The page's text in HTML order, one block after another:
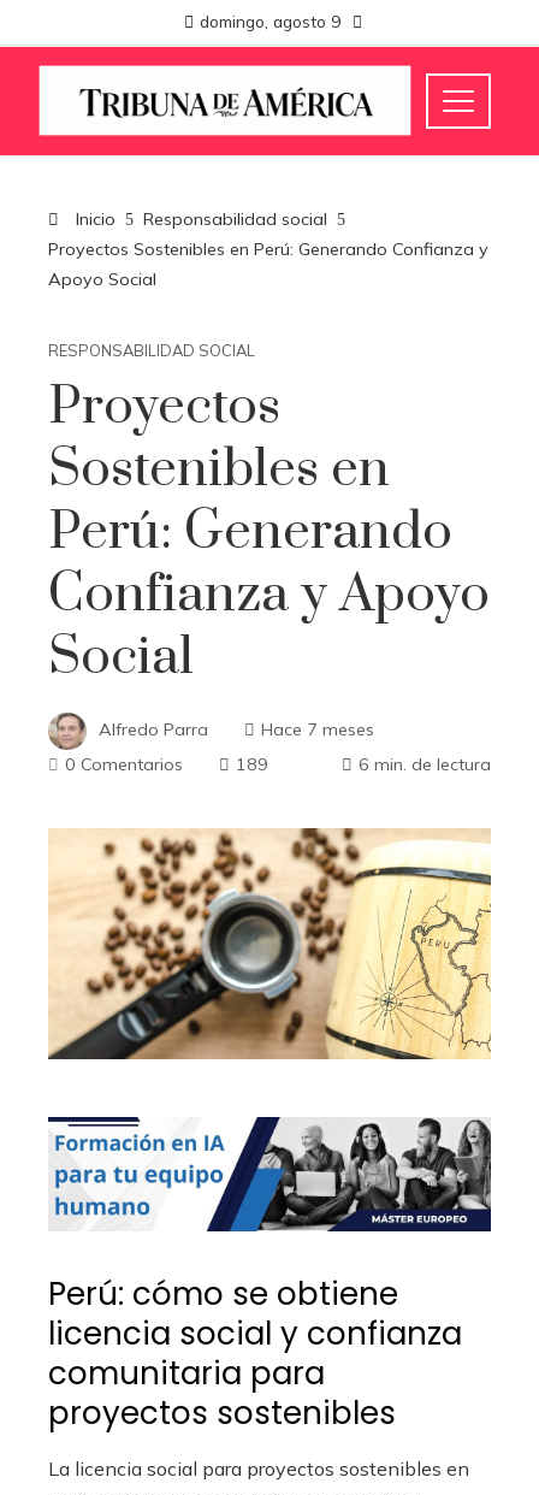
domingo, agosto 9
Inicio
Responsabilidad social
Proyectos Sostenibles en Perú: Generando Confianza y
Apoyo Social
RESPONSABILIDAD SOCIAL
Proyectos
Sostenibles en
Perú: Generando
Confianza y Apoyo
Social
Alfredo Parra
Hace 7 meses
0 Comentarios
189 6 min. de lectura
Perú: cómo se obtiene
licencia social y confianza
comunitaria para
proyectos sostenibles
La licencia social para proyectos sostenibles en